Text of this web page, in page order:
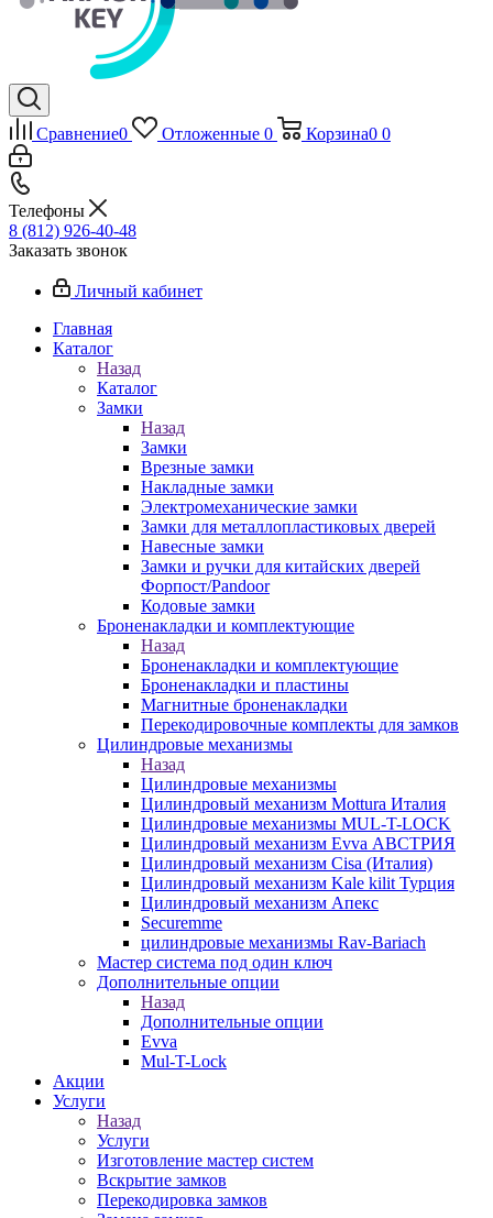
Сравнение0 Отложенные 0 Корзина0 0
Телефоны
8 (812) 926-40-48
Заказать звонок
Личный кабинет
Главная
Каталог
Назад
Каталог
Замки
Назад
Замки
Врезные замки
Накладные замки
Электромеханические замки
Замки для металлопластиковых дверей
Навесные замки
Замки и ручки для китайских дверей
Форпост/Раndoor
Кодовые замки
Броненакладки и комплектующие
Назад
Броненакладки и комплектующие
Броненакладки и пластины
Магнитные броненакладки
Перекодировочные комплекты для замков
Цилиндровые механизмы
Назад
Цилиндровые механизмы
Цилиндровый механизм Mottura Италия
Цилиндровые механизмы MUL-T-LOCK
Цилиндровый механизм Evva АВСТРИЯ
Цилиндровый механизм Cisa (Италия)
Цилиндровый механизм Kale kilit Турция
Цилиндровый механизм Апекс
Securemme
цилиндровые механизмы Rav-Bariach
Мастер система под один ключ
Дополнительные опции
Назад
Дополнительные опции
Evva
Mul-T-Lock
Акции
Услуги
Назад
Услуги
Изготовление мастер систем
Вскрытие замков
Перекодировка замков